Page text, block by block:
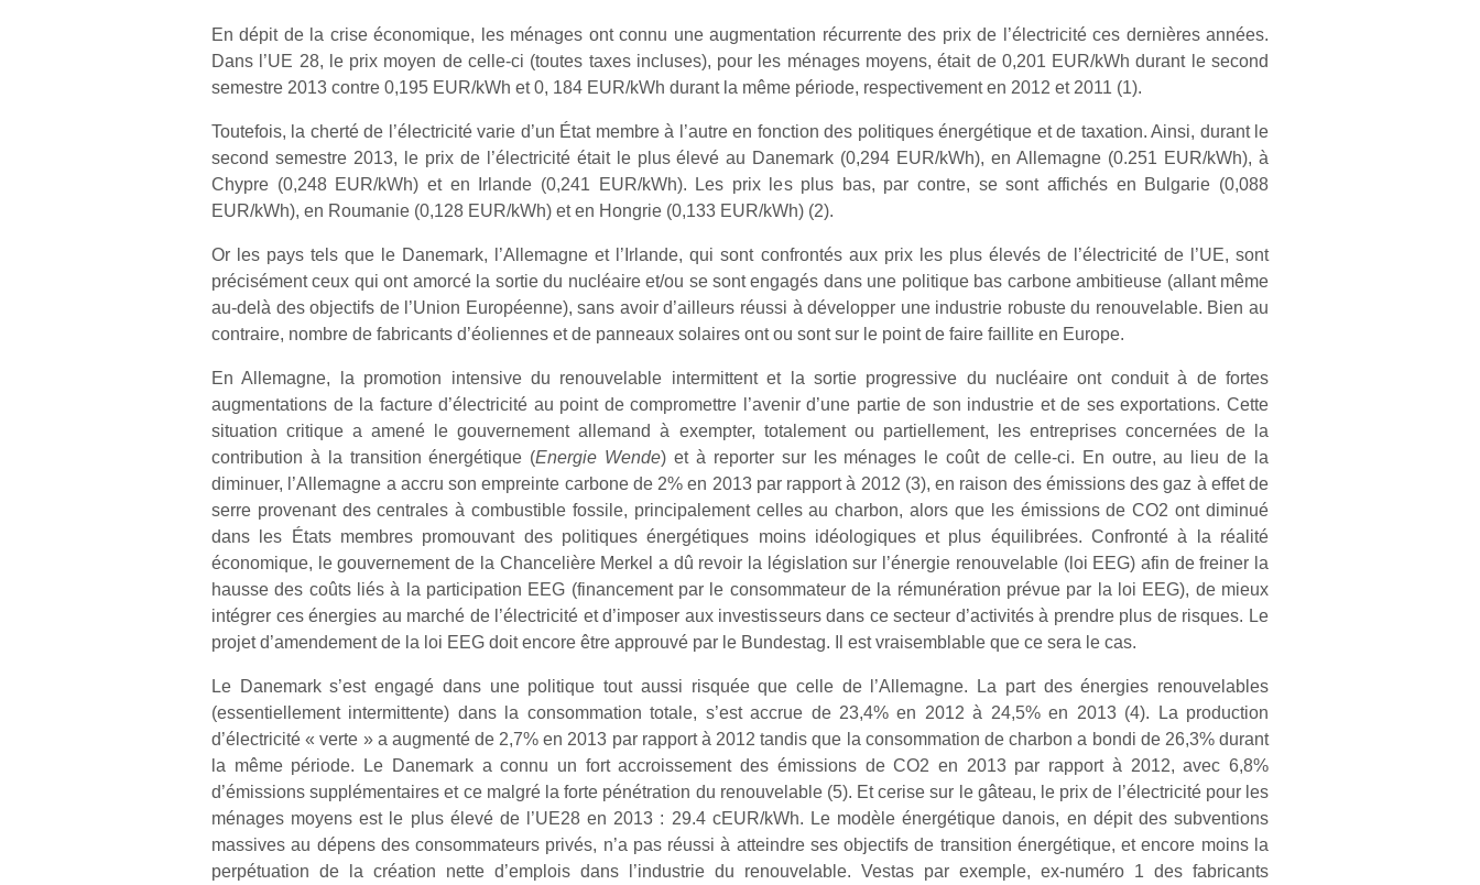
En dépit de la crise économique, les ménages ont connu une augmentation récurrente des prix de l’électricité ces dernières années.
Dans l’UE 28, le prix moyen de celle-ci (toutes taxes incluses), pour les ménages moyens, était de 0,201 EUR/kWh durant le second
semestre 2013 contre 0,195 EUR/kWh et 0, 184 EUR/kWh durant la même période, respectivement en 2012 et 2011 (1).
Toutefois, la cherté de l’électricité varie d’un État membre à l’autre en fonction des politiques énergétique et de taxation. Ainsi, durant le
second semestre 2013, le prix de l’électricité était le plus élevé au Danemark (0,294 EUR/kWh), en Allemagne (0.251 EUR/kWh), à
Chypre (0,248 EUR/kWh) et en Irlande (0,241 EUR/kWh). Les prix les plus bas, par contre, se sont affichés en Bulgarie (0,088
EUR/kWh), en Roumanie (0,128 EUR/kWh) et en Hongrie (0,133 EUR/kWh) (2).
Or les pays tels que le Danemark, l’Allemagne et l’Irlande, qui sont confrontés aux prix les plus élevés de l’électricité de l’UE, sont
précisément ceux qui ont amorcé la sortie du nucléaire et/ou se sont engagés dans une politique bas carbone ambitieuse (allant même
au-delà des objectifs de l’Union Européenne), sans avoir d’ailleurs réussi à développer une industrie robuste du renouvelable. Bien au
contraire, nombre de fabricants d’éoliennes et de panneaux solaires ont ou sont sur le point de faire faillite en Europe.
En Allemagne, la promotion intensive du renouvelable intermittent et la sortie progressive du nucléaire ont conduit à de fortes
augmentations de la facture d’électricité au point de compromettre l’avenir d’une partie de son industrie et de ses exportations. Cette
situation critique a amené le gouvernement allemand à exempter, totalement ou partiellement, les entreprises concernées de la
contribution à la transition énergétique (Energie Wende) et à reporter sur les ménages le coût de celle-ci. En outre, au lieu de la
diminuer, l’Allemagne a accru son empreinte carbone de 2% en 2013 par rapport à 2012 (3), en raison des émissions des gaz à effet de
serre provenant des centrales à combustible fossile, principalement celles au charbon, alors que les émissions de CO2 ont diminué
dans les États membres promouvant des politiques énergétiques moins idéologiques et plus équilibrées. Confronté à la réalité
économique, le gouvernement de la Chancelière Merkel a dû revoir la législation sur l’énergie renouvelable (loi EEG) afin de freiner la
hausse des coûts liés à la participation EEG (financement par le consommateur de la rémunération prévue par la loi EEG), de mieux
intégrer ces énergies au marché de l’électricité et d’imposer aux investisseurs dans ce secteur d’activités à prendre plus de risques. Le
projet d’amendement de la loi EEG doit encore être approuvé par le Bundestag. Il est vraisemblable que ce sera le cas.
Le Danemark s’est engagé dans une politique tout aussi risquée que celle de l’Allemagne. La part des énergies renouvelables
(essentiellement intermittente) dans la consommation totale, s’est accrue de 23,4% en 2012 à 24,5% en 2013 (4). La production
d’électricité « verte » a augmenté de 2,7% en 2013 par rapport à 2012 tandis que la consommation de charbon a bondi de 26,3% durant
la même période. Le Danemark a connu un fort accroissement des émissions de CO2 en 2013 par rapport à 2012, avec 6,8%
d’émissions supplémentaires et ce malgré la forte pénétration du renouvelable (5). Et cerise sur le gâteau, le prix de l’électricité pour les
ménages moyens est le plus élevé de l’UE28 en 2013 : 29.4 cEUR/kWh. Le modèle énergétique danois, en dépit des subventions
massives au dépens des consommateurs privés, n’a pas réussi à atteindre ses objectifs de transition énergétique, et encore moins la
perpétuation de la création nette d’emplois dans l’industrie du renouvelable. Vestas par exemple, ex-numéro 1 des fabricants